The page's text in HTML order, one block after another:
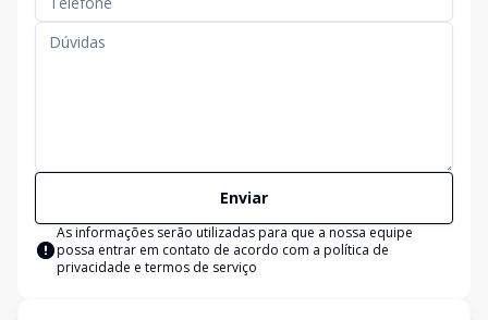
Enviar
As informações serão utilizadas para que a nossa equipe
possa entrar em contato de acordo com a política de
privacidade e termos de serviço